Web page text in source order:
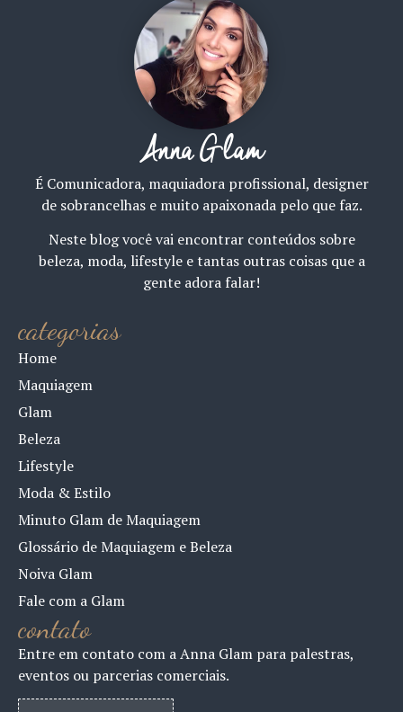
Anna Glam
É Comunicadora, maquiadora profissional, designer
de sobrancelhas e muito apaixonada pelo que faz.
Neste blog você vai encontrar conteúdos sobre
beleza, moda, lifestyle e tantas outras coisas que a
gente adora falar!
categorias
Home
Maquiagem
Glam
Beleza
Lifestyle
Moda & Estilo
Minuto Glam de Maquiagem
Glossário de Maquiagem e Beleza
Noiva Glam
Fale com a Glam
contato
Entre em contato com a Anna Glam para palestras,
eventos ou parcerias comerciais.